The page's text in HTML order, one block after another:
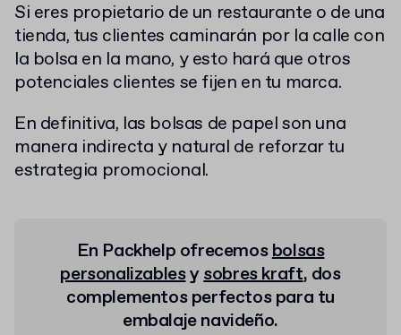
Si eres propietario de un restaurante o de una
tienda, tus clientes caminarán por la calle con
la bolsa en la mano, y esto hará que otros
potenciales clientes se fijen en tu marca.
En definitiva, las bolsas de papel son una
manera indirecta y natural de reforzar tu
estrategia promocional.
En Packhelp ofrecemosbolsas
personalizablesysobres kraft, dos
complementos perfectos para tu
embalaje navideño.